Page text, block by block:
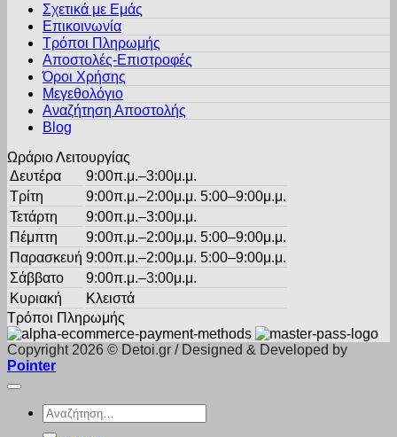
σελίδα
προϊόντος
επιλογές
μπορούν
επιλεγούν
σελίδα
Σχετικά με Εμάς
Επικοινωνία
Τρόποι Πληρωμής
Αποστολές-Επιστροφές
Όροι Χρήσης
Μεγεθολόγιο
Αναζήτηση Αποστολής
Blog
Ωράριο Λειτουργίας
Δευτέρα
9:00π.μ.–3:00μ.μ.
Τρίτη
9:00π.μ.–2:00μ.μ. 5:00–9:00μ.μ.
Τετάρτη
9:00π.μ.–3:00μ.μ.
Πέμπτη
9:00π.μ.–2:00μ.μ. 5:00–9:00μ.μ.
Παρασκευή 9:00π.μ.–2:00μ.μ. 5:00–9:00μ.μ.
Σάββατο
9:00π.μ.–3:00μ.μ.
Κυριακή
Κλειστά
Τρόποι Πληρωμής
Copyright 2026 © Detoi.gr / Designed & Developed by
Pointer
Αναζήτηση
για: